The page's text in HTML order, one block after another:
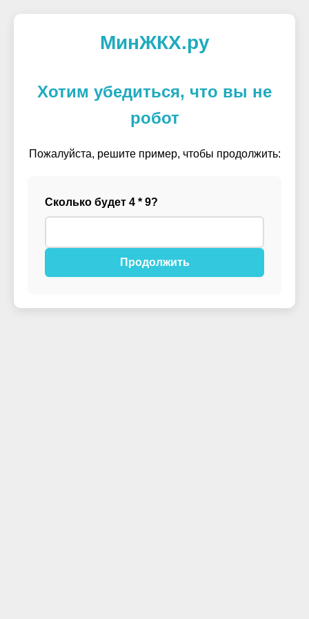
МинЖКХ.ру
Хотим убедиться, что вы не
робот
Пожалуйста, решите пример, чтобы продолжить:
Сколько будет 4 * 9?
Продолжить